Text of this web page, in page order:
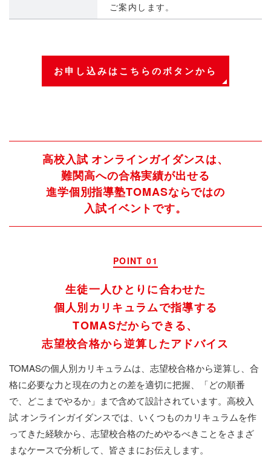
ご案内します。
お申し込みはこちらのボタンから
高校入試 オンラインガイダンスは、
難関高への合格実績が出せる
進学個別指導塾TOMASならではの
入試イベントです。
POINT 01
生徒一人ひとりに合わせた
個人別カリキュラムで指導する
TOMASだからできる、
志望校合格から逆算したアドバイス
TOMASの個人別カリキュラムは、志望校合格から逆算し、合
格に必要な力と現在の力との差を適切に把握、「どの順番
で、どこまでやるか」まで含めて設計されています。高校入
試 オンラインガイダンスでは、いくつものカリキュラムを作
ってきた経験から、志望校合格のためやるべきことをさまざ
まなケースで分析して、皆さまにお伝えします。